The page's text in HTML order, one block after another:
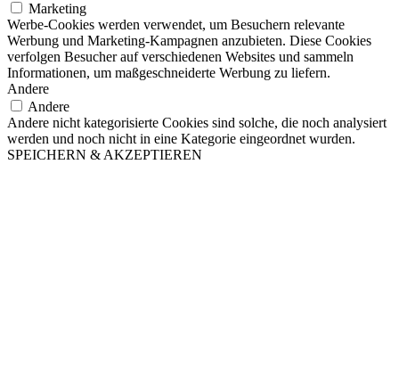
Marketing
Werbe-Cookies werden verwendet, um Besuchern relevante
Werbung und Marketing-Kampagnen anzubieten. Diese Cookies
verfolgen Besucher auf verschiedenen Websites und sammeln
Informationen, um maßgeschneiderte Werbung zu liefern.
Andere
Andere
Andere nicht kategorisierte Cookies sind solche, die noch analysiert
werden und noch nicht in eine Kategorie eingeordnet wurden.
SPEICHERN & AKZEPTIEREN